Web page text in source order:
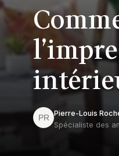
Pierre-Louis
Spécialiste des